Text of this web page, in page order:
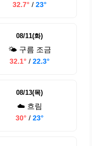
32.7° / 23°
08/11(화)
🌤️ 구름 조금
32.1° / 22.3°
08/13(목)
☁️ 흐림
30° / 23°